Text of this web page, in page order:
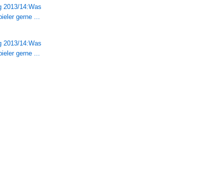
2013/14:Was
gerne ...
2013/14:Was
gerne ...